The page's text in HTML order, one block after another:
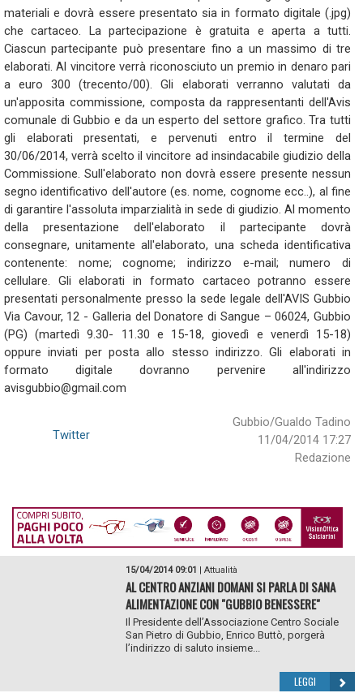
materiali e dovrà essere presentato sia in formato digitale (.jpg)
che cartaceo. La partecipazione è gratuita e aperta a tutti.
Ciascun partecipante può presentare fino a un massimo di tre
elaborati. Al vincitore verrà riconosciuto un premio in denaro pari
a euro 300 (trecento/00). Gli elaborati verranno valutati da
un'apposita commissione, composta da rappresentanti dell'Avis
comunale di Gubbio e da un esperto del settore grafico. Tra tutti
gli elaborati presentati, e pervenuti entro il termine del
30/06/2014, verrà scelto il vincitore ad insindacabile giudizio della
Commissione. Sull'elaborato non dovrà essere presente nessun
segno identificativo dell'autore (es. nome, cognome ecc..), al fine
di garantire l'assoluta imparzialità in sede di giudizio. Al momento
della presentazione dell'elaborato il partecipante dovrà
consegnare, unitamente all'elaborato, una scheda identificativa
contenente: nome; cognome; indirizzo e-mail; numero di
cellulare. Gli elaborati in formato cartaceo potranno essere
presentati personalmente presso la sede legale dell'AVIS Gubbio
Via Cavour, 12 - Galleria del Donatore di Sangue – 06024, Gubbio
(PG) (martedì 9.30- 11.30 e 15-18, giovedì e venerdì 15-18)
oppure inviati per posta allo stesso indirizzo. Gli elaborati in
formato digitale dovranno pervenire all'indirizzo
avisgubbio@gmail.com
Gubbio/Gualdo Tadino
11/04/2014 17:27
Redazione
Twitter
15/04/2014 09:01 Attualità
AL CENTRO ANZIANI DOMANI SI PARLA DI SANA
ALIMENTAZIONE CON "GUBBIO BENESSERE"
Il Presidente dell’Associazione Centro Sociale
San Pietro di Gubbio, Enrico Buttò, porgerà
l’indirizzo di saluto insieme...
LEGGI